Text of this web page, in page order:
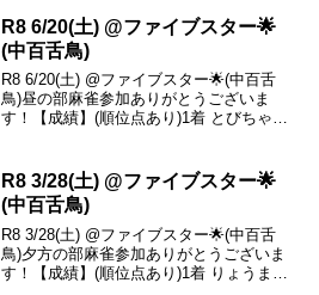
R8 6/20(土) @ファイブスター🌟
(中百舌鳥)
R8 6/20(土) @ファイブスター🌟(中百舌
鳥)昼の部麻雀参加ありがとうございま
す！【成績】(順位点あり)1着 とびちゃん
はとびち...
R8 3/28(土) @ファイブスター🌟
(中百舌鳥)
R8 3/28(土) @ファイブスター🌟(中百舌
鳥)夕方の部麻雀参加ありがとうございま
す！【成績】(順位点あり)1着 りょうま